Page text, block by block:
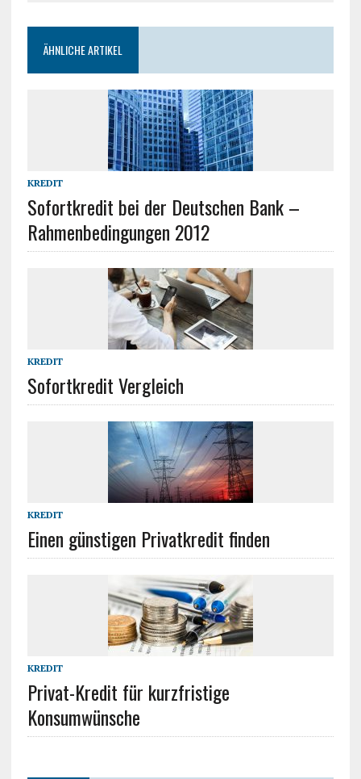
ÄHNLICHE ARTIKEL
KREDIT
Sofortkredit bei der Deutschen Bank –
Rahmenbedingungen 2012
KREDIT
Sofortkredit Vergleich
KREDIT
Einen günstigen Privatkredit finden
KREDIT
Privat-Kredit für kurzfristige
Konsumwünsche